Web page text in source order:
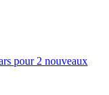
rs pour 2 nouveaux